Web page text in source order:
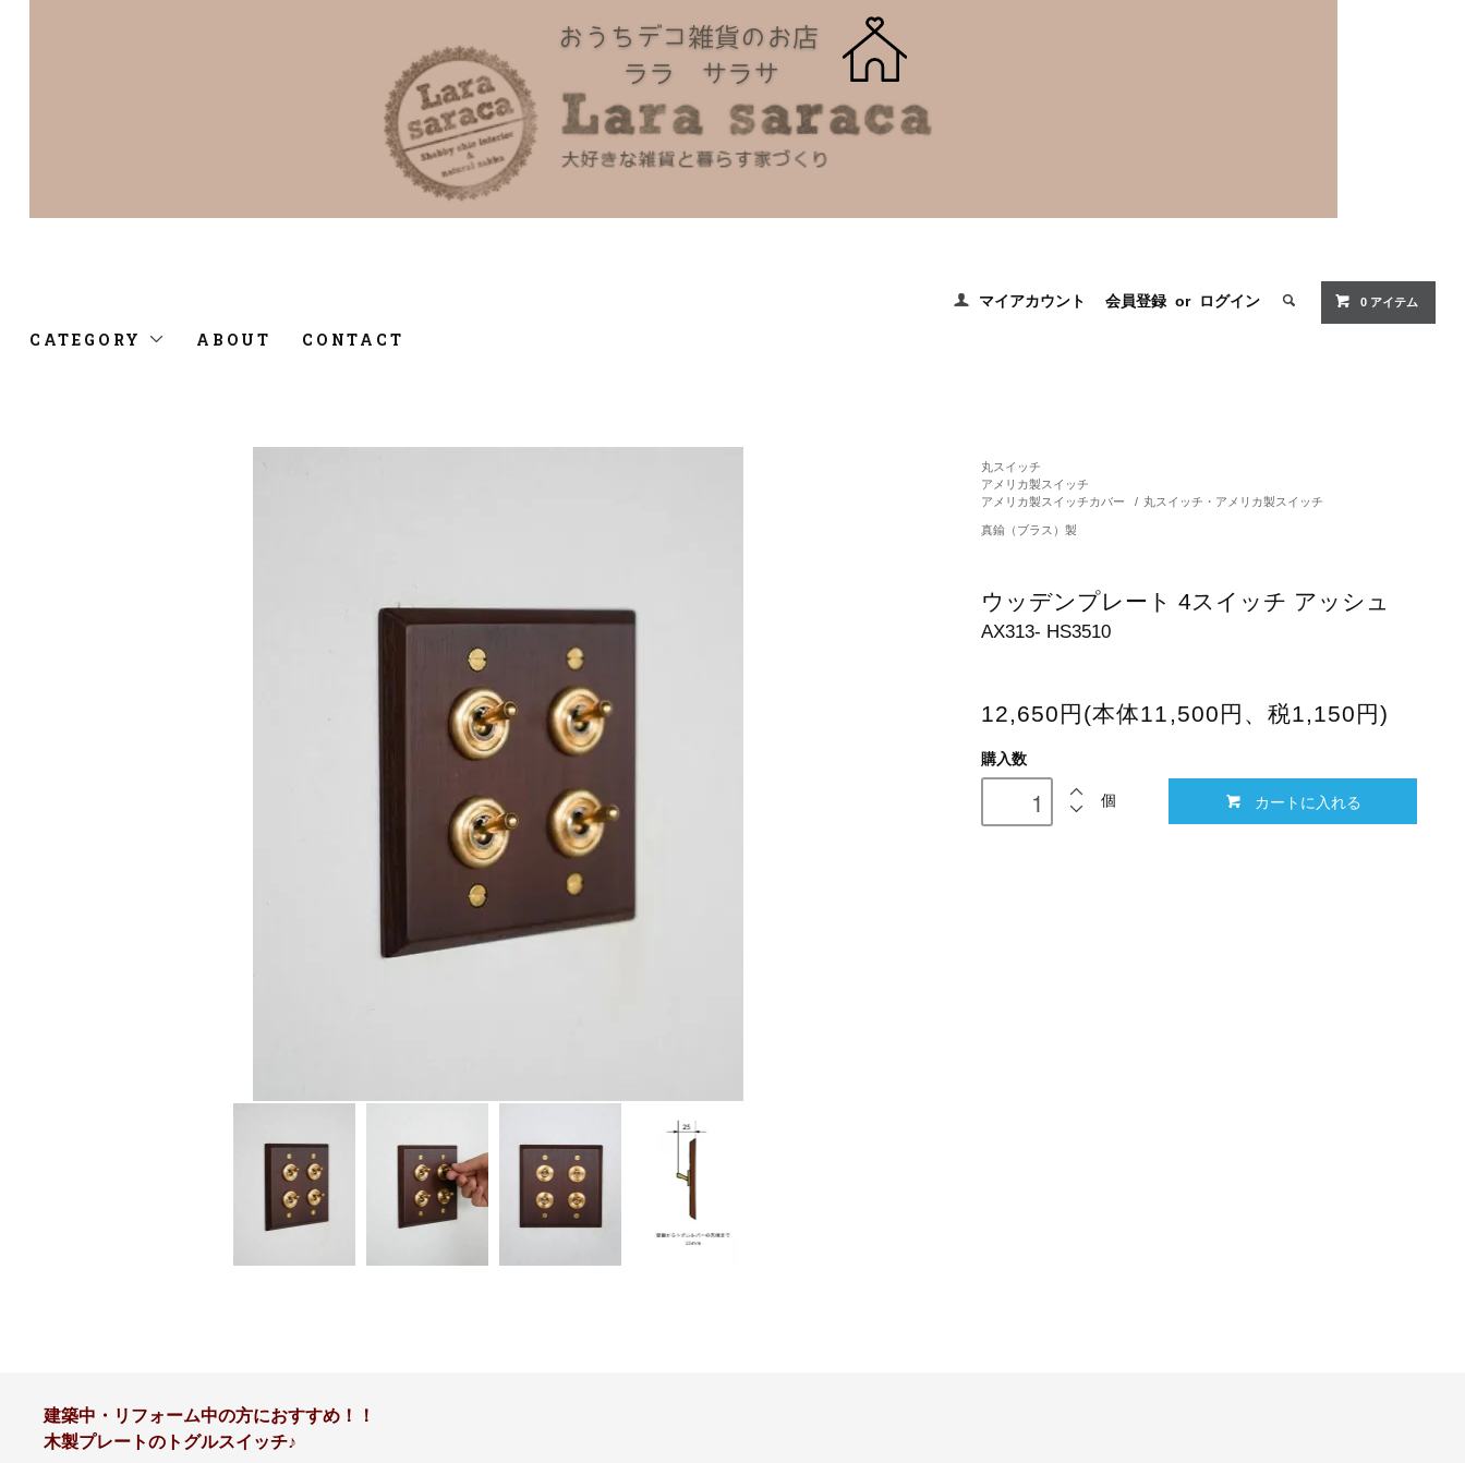
マイアカウント 会員登録 or ログイン 0 アイテム
CATEGORY ABOUT CONTACT
丸スイッチ
アメリカ製スイッチ
アメリカ製スイッチカバー
/ 丸スイッチ・アメリカ製スイッチ
真鍮（ブラス）製
ウッデンプレート 4スイッチ アッシュ
AX313- HS3510
12,650円(本体11,500円、税1,150円)
購入数
個 カートに入れる
建築中・リフォーム中の方におすすめ！！
木製プレートのトグルスイッチ♪